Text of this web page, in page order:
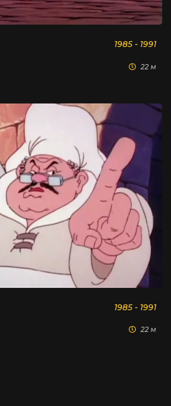
1985 - 1991
22 м
1985 - 1991
22 м